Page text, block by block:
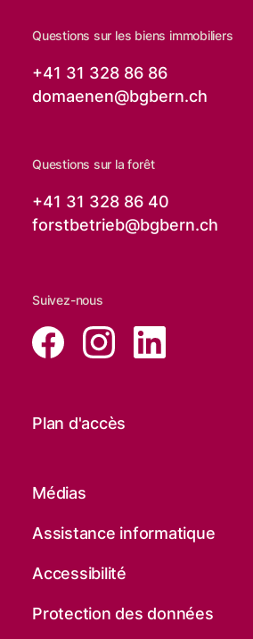
Questions sur les biens immobiliers
+41 31 328 86 86
domaenen@bgbern.ch
Questions sur la forêt
+41 31 328 86 40
forstbetrieb@bgbern.ch
Suivez-nous
Plan d'accès
Médias
Assistance informatique
Accessibilité
Protection des données